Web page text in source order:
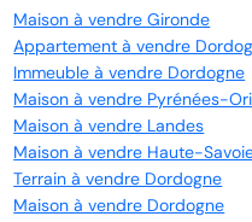
Maison à vendre Gironde
Appartement à vendre
Immeuble à vendre Dordogne
Maison à vendre Pyrénées-
Maison à vendre Landes
Maison à vendre Haute-
Terrain à vendre Dordogne
Maison à vendre Dordogne